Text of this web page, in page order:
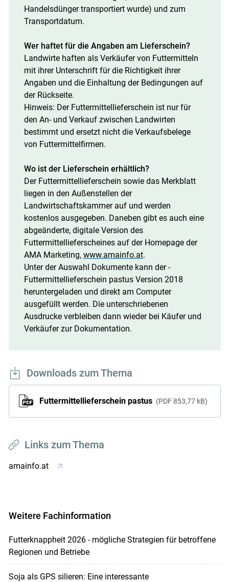
Handelsdünger transportiert wurde) und zum
Transportdatum.
Wer haftet für die Angaben am ­Lieferschein?
Landwirte haften als Verkäufer von Futtermitteln
mit ihrer Unterschrift für die Richtigkeit ihrer
Angaben und die Einhaltung der Bedingungen auf
der Rückseite.
Hinweis: Der Futtermittel­lieferschein ist nur für
den An- und Verkauf zwischen Landwirten
bestimmt und ersetzt nicht die Verkaufsbelege
von Futtermittelfirmen.
Wo ist der Lieferschein erhältlich?
Der Futtermittellieferschein sowie das Merkblatt
liegen in den Außenstellen der
Landwirtschaftskammer auf und werden
kostenlos ausgegeben. Daneben gibt es auch eine
abgeänderte, digitale Version des
Futtermittellieferscheines auf der Homepage der
AMA Marketing, www.amainfo.at.
Unter der Auswahl Dokumente kann der ­
Futtermittellieferschein pastus Version 2018
heruntergeladen und direkt am Computer
ausgefüllt werden. Die unterschriebenen
Ausdrucke verbleiben dann wieder bei Käufer und
Verkäufer zur Dokumentation.
Downloads zum Thema
Futtermittellieferschein pastus PDF 853,77 kB
Links zum Thema
amainfo.at
Weitere Fachinformation
Futterknappheit 2026 - mögliche Strategien für betroffene
Regionen und Betriebe
Soja als GPS silieren: Eine interessante